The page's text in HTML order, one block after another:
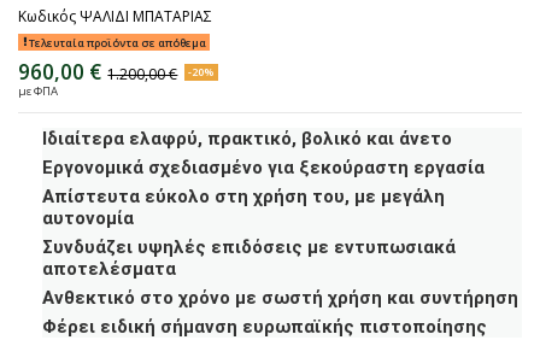
ΚωδικόςΨΑΛΙΔΙ ΜΠΑΤΑΡΙΑΣ
Τελευταία προϊόντα σε απόθεμα
960,00 € 1.200,00 €
-20%
με ΦΠΑ
Ιδιαίτερα ελαφρύ, πρακτικό, βολικό και άνετο
Εργονομικά σχεδιασμένο για ξεκούραστη εργασία
Απίστευτα εύκολο στη χρήση του, με μεγάλη
αυτονομία
Συνδυάζει υψηλές επιδόσεις με εντυπωσιακά
αποτελέσματα
Ανθεκτικό στο χρόνο με σωστή χρήση και συντήρηση
Φέρει ειδική σήμανση ευρωπαϊκής πιστοποίησης